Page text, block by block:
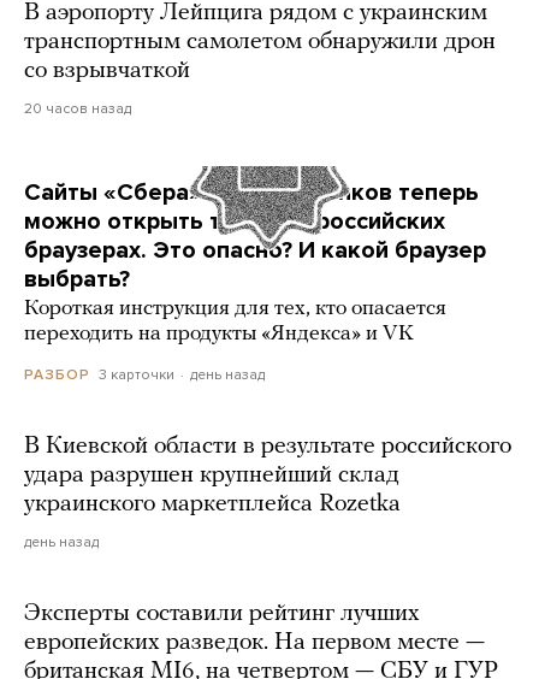
В аэропорту Лейпцига рядом с украинским
транспортным самолетом обнаружили дрон
со взрывчаткой
20 часов назад
Сайты «Сбера» и других банков теперь
можно открыть только в российских
браузерах. Это опасно? И какой браузер
выбрать?
Короткая инструкция для тех, кто опасается
переходить на продукты «Яндекса» и VK
РАЗБОР 3 карточки день назад
В Киевской области в результате российского
удара разрушен крупнейший склад
украинского маркетплейса Rozetka
день назад
Эксперты составили рейтинг лучших
европейских разведок. На первом месте —
британская MI6, на четвертом — СБУ и ГУР